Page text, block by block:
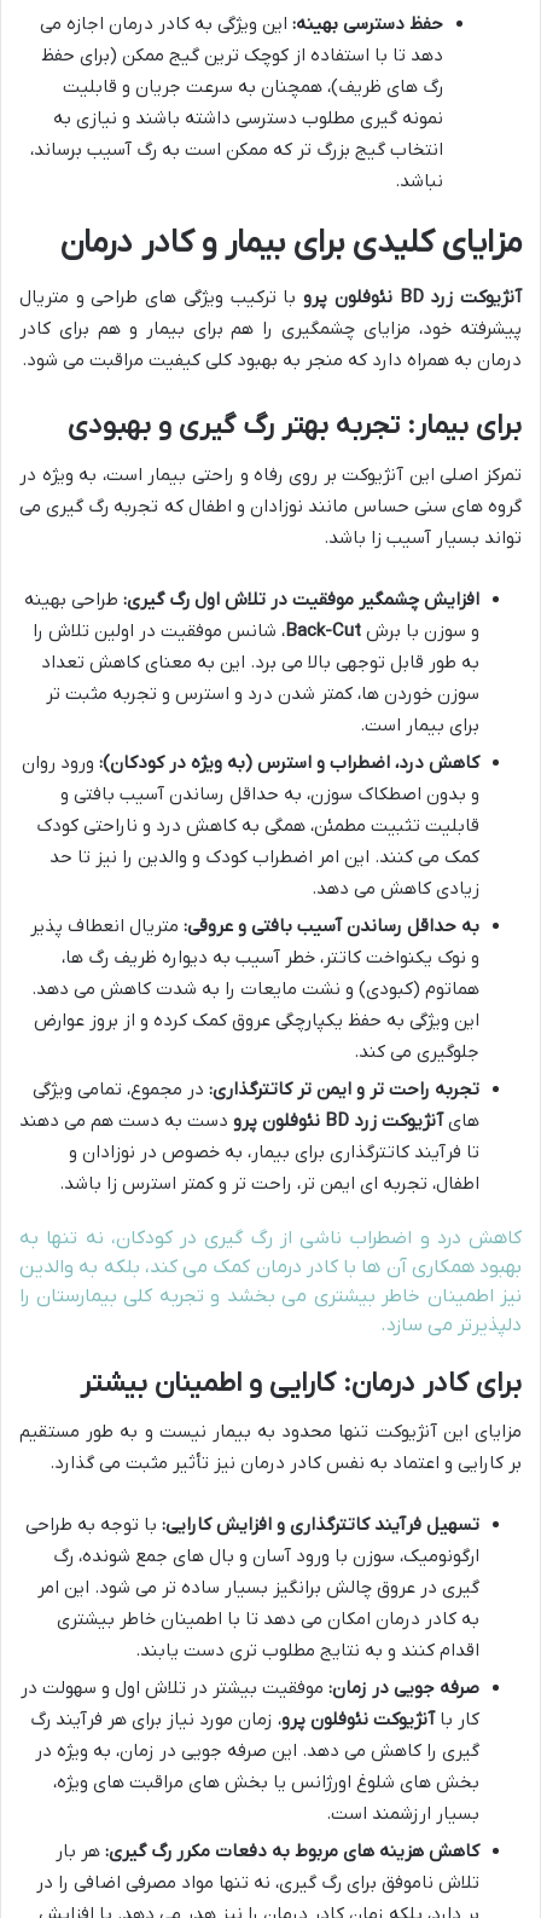
حفظ دسترسی بهینه: این ویژگی به کادر درمان اجازه می
دهد تا با استفاده از کوچک ترین گیج ممکن (برای حفظ
رگ های ظریف)، همچنان به سرعت جریان و قابلیت
نمونه گیری مطلوب دسترسی داشته باشند و نیازی به
انتخاب گیج بزرگ تر که ممکن است به رگ آسیب برساند،
نباشد.
مزایای کلیدی برای بیمار و کادر درمان
آنژیوکت زرد BD نئوفلون پرو
با ترکیب ویژگی های طراحی و متریال
پیشرفته خود، مزایای چشمگیری را هم برای بیمار و هم برای کادر
درمان به همراه دارد که منجر به بهبود کلی کیفیت مراقبت می شود.
برای بیمار: تجربه بهتر رگ گیری و بهبودی
تمرکز اصلی این آنژیوکت بر روی رفاه و راحتی بیمار است، به ویژه در
گروه های سنی حساس مانند نوزادان و اطفال که تجربه رگ گیری می
تواند بسیار آسیب زا باشد.
افزایش چشمگیر موفقیت در تلاش اول رگ گیری: طراحی بهینه
و سوزن با برش Back-Cut، شانس موفقیت در اولین تلاش را
به طور قابل توجهی بالا می برد. این به معنای کاهش تعداد
سوزن خوردن ها، کمتر شدن درد و استرس و تجربه مثبت تر
برای بیمار است.
کاهش درد، اضطراب و استرس (به ویژه در کودکان): ورود روان
و بدون اصطکاک سوزن، به حداقل رساندن آسیب بافتی و
قابلیت تثبیت مطمئن، همگی به کاهش درد و ناراحتی کودک
کمک می کنند. این امر اضطراب کودک و والدین را نیز تا حد
زیادی کاهش می دهد.
به حداقل رساندن آسیب بافتی و عروقی: متریال انعطاف پذیر
و نوک یکنواخت کاتتر، خطر آسیب به دیواره ظریف رگ ها،
هماتوم (کبودی) و نشت مایعات را به شدت کاهش می دهد.
این ویژگی به حفظ یکپارچگی عروق کمک کرده و از بروز عوارض
جلوگیری می کند.
تجربه راحت تر و ایمن تر کاتترگذاری: در مجموع، تمامی ویژگی
هایآنژیوکت زرد BD نئوفلون پرو
دست به دست هم می دهند
تا فرآیند کاتترگذاری برای بیمار، به خصوص در نوزادان و
اطفال، تجربه ای ایمن تر، راحت تر و کمتر استرس زا باشد.
کاهش درد و اضطراب ناشی از رگ گیری در کودکان، نه تنها به
بهبود همکاری آن ها با کادر درمان کمک می کند، بلکه به والدین
نیز اطمینان خاطر بیشتری می بخشد و تجربه کلی بیمارستان را
دلپذیرتر می سازد.
برای کادر درمان: کارایی و اطمینان بیشتر
مزایای این آنژیوکت تنها محدود به بیمار نیست و به طور مستقیم
بر کارایی و اعتماد به نفس کادر درمان نیز تأثیر مثبت می گذارد.
تسهیل فرآیند کاتترگذاری و افزایش کارایی: با توجه به طراحی
ارگونومیک، سوزن با ورود آسان و بال های جمع شونده، رگ
گیری در عروق چالش برانگیز بسیار ساده تر می شود. این امر
به کادر درمان امکان می دهد تا با اطمینان خاطر بیشتری
اقدام کنند و به نتایج مطلوب تری دست یابند.
صرفه جویی در زمان: موفقیت بیشتر در تلاش اول و سهولت در
کار باآنژیوکت نئوفلون پرو، زمان مورد نیاز برای هر فرآیند رگ
گیری را کاهش می دهد. این صرفه جویی در زمان، به ویژه در
بخش های شلوغ اورژانس یا بخش های مراقبت های ویژه،
بسیار ارزشمند است.
کاهش هزینه های مربوط به دفعات مکرر رگ گیری: هر بار
تلاش ناموفق برای رگ گیری، نه تنها مواد مصرفی اضافی را در